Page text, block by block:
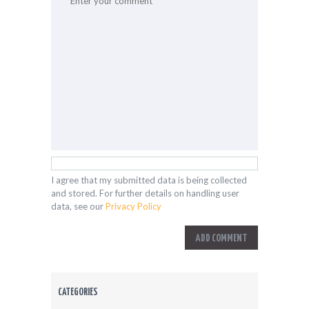
I agree that my submitted data is being collected
and stored. For further details on handling user
data, see ourPrivacy Policy
CATEGORIES